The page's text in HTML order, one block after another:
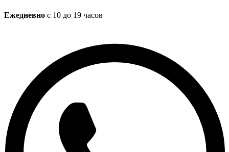
Ежедневно с 10 до 19 часов